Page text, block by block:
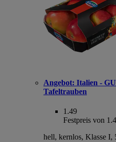
Angebot: Italien -
Tafeltrauben
1.49
Festpreis von
hell, kernlos, Klasse I,